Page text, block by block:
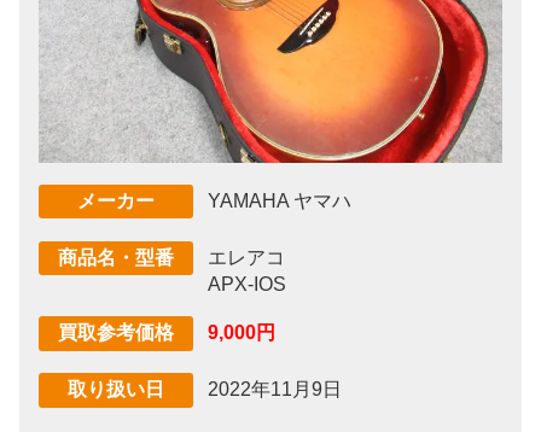
メーカー YAMAHA ヤマハ
商品名・型番
エレアコ
APX-IOS
買取参考価格 9,000円
取り扱い日 2022年11月9日